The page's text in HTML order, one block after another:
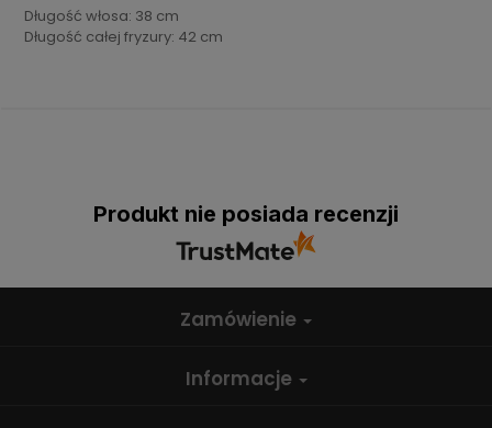
Długość włosa: 38 cm
Długość całej fryzury: 42 cm
Produkt nie posiada recenzji
Zamówienie
Informacje